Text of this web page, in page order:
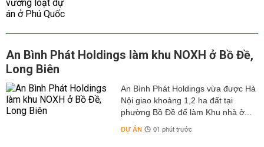
An Bình Phát Holdings làm khu NOXH ở Bồ Đề,
Long Biên
An Bình Phát Holdings vừa được Hà
Nội giao khoảng 1,2 ha đất tại
phường Bồ Đề để làm Khu nhà ở...
DỰ ÁN 01 phút trước